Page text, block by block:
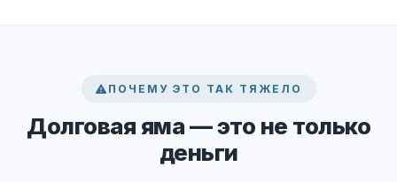
ПОЧЕМУ ЭТО ТАК ТЯЖЕЛО
Долговая яма — это не только
деньги